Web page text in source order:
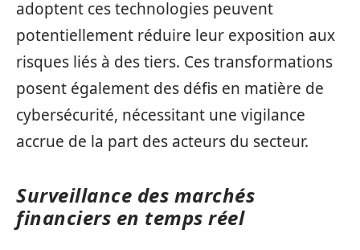
adoptent ces technologies peuvent
potentiellement réduire leur exposition aux
risques liés à des tiers. Ces transformations
posent également des défis en matière de
cybersécurité, nécessitant une vigilance
accrue de la part des acteurs du secteur.
Surveillance des marchés
financiers en temps réel